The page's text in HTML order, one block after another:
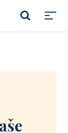
VYHLEDÁVÁNÍ